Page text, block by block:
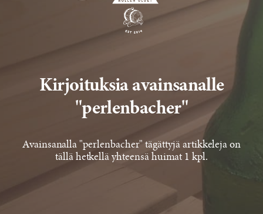
Kirjoituksia avainsanalle
"perlenbacher"
Avainsanalla "perlenbacher" tägättyjä artikkeleja on
tällä hetkellä yhteensä huimat 1 kpl.